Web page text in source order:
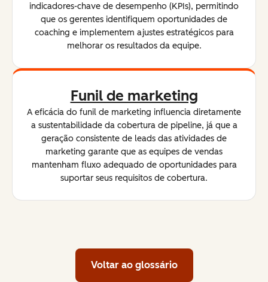
indicadores-chave de desempenho (KPIs), permitindo
que os gerentes identifiquem oportunidades de
coaching e implementem ajustes estratégicos para
melhorar os resultados da equipe.
Funil de marketing
A eficácia do funil de marketing influencia diretamente
a sustentabilidade da cobertura de pipeline, já que a
geração consistente de leads das atividades de
marketing garante que as equipes de vendas
mantenham fluxo adequado de oportunidades para
suportar seus requisitos de cobertura.
Voltar ao glossário